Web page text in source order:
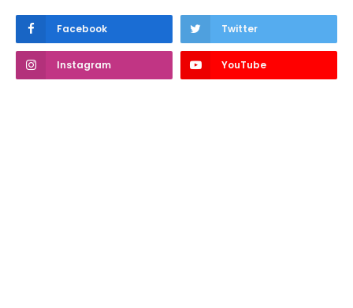
Facebook Twitter
Instagram YouTube